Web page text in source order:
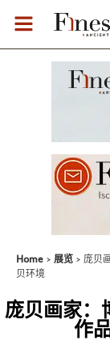
Home 展览
庞贝
贝环境
庞贝画家：
作